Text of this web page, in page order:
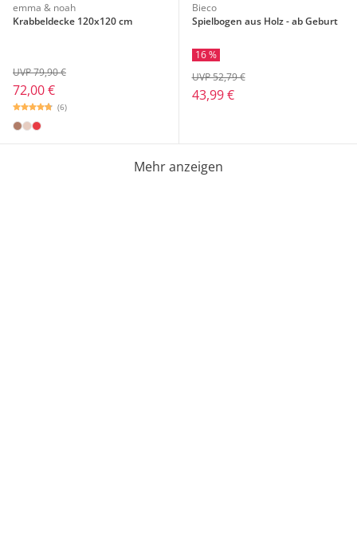
emma & noah
Krabbeldecke 120x120 cm
72,00 €
UVP 79,90 €
(6)
Bieco
Spielbogen aus Holz - ab Geburt
16 %
43,99 €
UVP 52,79 €
Mehr anzeigen